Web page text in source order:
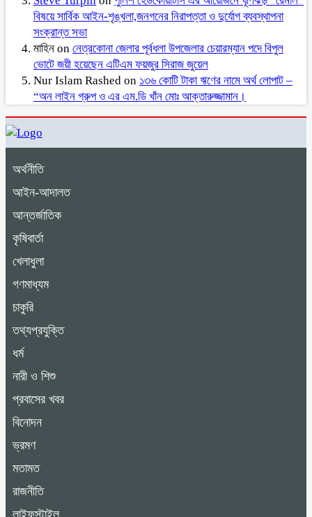
বিষয়ে সার্বিক আইন-শৃঙ্খলা,জনগনের নিরাপত্তা ও দুর্যোগ ব্যবস্থাপনা
সংক্রান্ত সভা
মাহিন on নেত্রকোনা জেলার পূর্বধলা উপজেলার চেয়ারম্যান পদে বিপুল
ভোটে জয়ী হয়েছেন এটিএম ফয়জুর সিরাজ জুয়েল
Nur Islam Rashed on ১৩৬ কোটি টাকা ঋণের নামে অর্থ লোপাট –
“অন লাইন গ্রুপ ও এর এম.ডি খাঁন মোঃ আক্তারুজ্জামান।
অর্থনীতি
আইন-আদালত
আন্তর্জাতিক
কৃষিবার্তা
খেলাধুলা
গণমাধ্যম
চাকুরি
তথ্যপ্রযুক্তি
ধর্ম
নারী ও শিশু
প্রবাসের খবর
বিনোদন
ভ্রমণ
মতামত
রাজনীতি